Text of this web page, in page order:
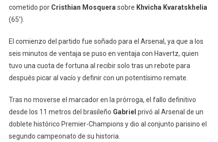
cometido por Cristhian Mosquerasobre Khvicha Kvaratskhelia
(65′).
El comienzo del partido fue soñado para el Arsenal, ya que a los
seis minutos de ventaja se puso en ventaja con Havertz, quien
tuvo una cuota de fortuna al recibir solo tras un rebote para
después picar al vacío y definir con un potentísimo remate.
Tras no moverse el marcador en la prórroga, el fallo definitivo
desde los 11 metros del brasileño Gabriel privó al Arsenal de un
doblete histórico Premier-Champions y dio al conjunto parisino el
segundo campeonato de su historia.